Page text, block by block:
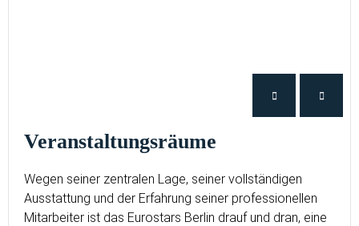
Veranstaltungsräume
Wegen seiner zentralen Lage, seiner vollständigen
Ausstattung und der Erfahrung seiner professionellen
Mitarbeiter ist das Eurostars Berlin drauf und dran, eine